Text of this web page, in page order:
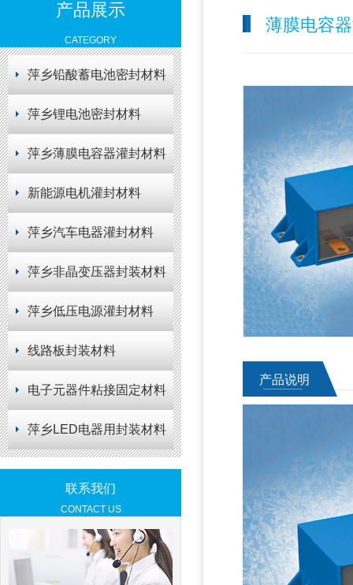
产品展示
CATEGORY
萍乡铅酸蓄电池密封材料
萍乡锂电池密封材料
萍乡薄膜电容器灌封材料
新能源电机灌封材料
萍乡汽车电器灌封材料
萍乡非晶变压器封装材料
萍乡低压电源灌封材料
线路板封装材料
电子元器件粘接固定材料
萍乡LED电器用封装材料
联系我们
CONTACT US
薄膜电容
产品说明